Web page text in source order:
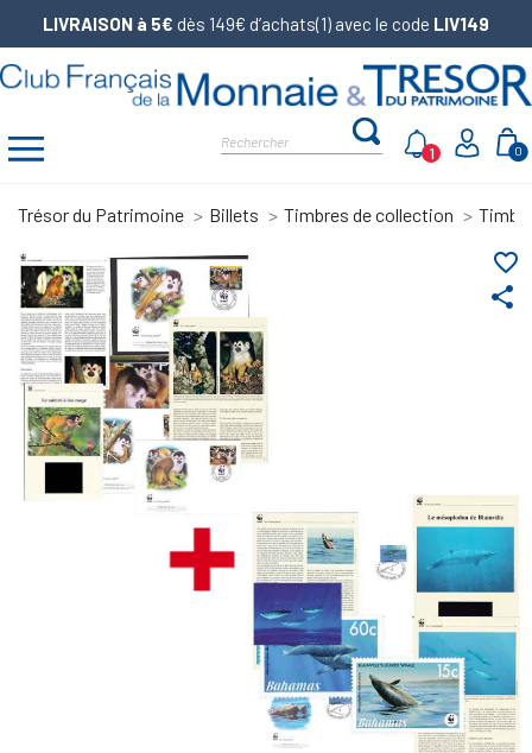
LIVRAISON à 5€ dès 149€ d’achats(1) avec le code LIV149
0
1
Trésor du Patrimoine Billets Timbres de collection
share
favorite_border